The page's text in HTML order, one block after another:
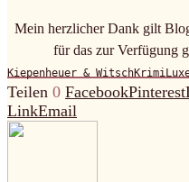
Mein herzlicher Dank gilt
für das zur Verfügung
Kiepenheuer & WitschKrimi
Teilen 0 FacebookPinterest
LinkEmail